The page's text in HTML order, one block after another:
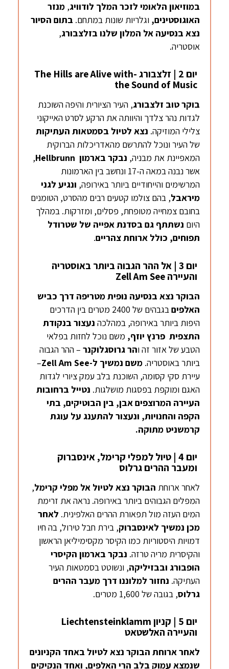
במוזיאון הלאומי לזכר המלך לודוויג, מנזר
האוגוסטינים,וגלריות שונות במתחם. בתום הסיור
נצא בנסיעה אל המלון שלנו בזלצבורג,
אוסטריה.
יום 2 | זלצבורג -The Hills are Alive with
the Sound of Music
בוקר טוב זלצבורג, העיר הציורית והיפה השוכנת
לגדות נהר צלדך והיוותה את הרקע לסרט האייקוני
צלילי המוזיקה. נצא לטיול בסמטאות העתיקות
של העיר ונוכל להתרשם מהאדריכלות הברוקית
המאפיינת את מבניה, נבקר בארמון Hellbrunn
,
אשר נבנה במאה ה-17 ונחשב בין הארמונות
המרשימים והייחודיים ביותר באירופה, ונגיע לגני
מיראבל, בהם צולמו קטעים רבים מהסרט, הטומנים
בחובם צמחייה מטופחת, פסלים, ומזרקות. במהלך
היום נשתתף גם בסדנת אפייה של שטרודל
תפוחים, כולל ארוחת צהריים.
יום 3 | אל ההר הגבוה ביותר באוסטריה
והעיירה Zell Am See
הבוקר נצא בנסיעה נופית מטריפה דרך כביש
האלפים
בגבהים של 2400 מטרים בין הדרכים
היפות ביותר באירופה, במהלכה נעצור בנקודת
התצפית פרנץ יוזף, משם נוכל לחזות בפלאי
הטבע של אזור זה והרגרוסגלוקנר – ההר הגבוה
ביותר באוסטריה.משם נמשיך ל-Zell Am See
–
עיירת סקי קסומה, השוכנת בלב עמק ציורי לגדות
האגם ומוקפת בפסגות מושלגות. נטייל ברחובות
העיירה המרוצפים אבן, בין הבוטיקים, בתי
הקפה והחנויות, ונעצור להתענג על עוגת
קרמשניטמתוקה.
יום 4 | טיול למפלי קרימל, אינסברוק
ומעבר ההרים גרלוס
לאחר ארוחת הבוקר נצא לטיולאל מפלי קרימל,
המפלים הגבוהים ביותר באירופה. נראה את זרימת
המים העזה מול תפאורת ההרים האלפינית. לאחר
מכן נמשיך לאינסברוק, בירת חבל טירול, בה חיו
דמויות היסטוריות כמו הקיסר מקסימיליאן הראשון
והקיסרית מריה טרזה. נבקר בארמון הקיסרי
הופבורג ובבזיליקה, ונשוטט בסמטאות העיר
העתיקה. נחזור למלוננו דרך מעבר ההרים
גרלוס, בגובה של 1,600 מטרים.
יום 5 | קניון Liechtensteinklamm
והעיירה האלשטאט
לאחר ארוחת הבוקר נצא לטיול באחד הקניונים
שנמצא עמוק בלב הרי האלפים, ואחד הנקיקים